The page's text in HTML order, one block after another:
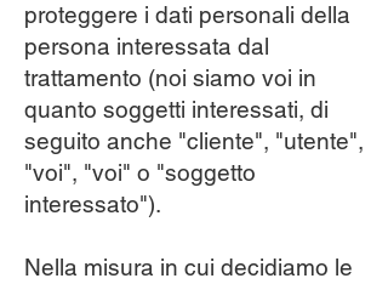
proteggere i dati personali della
persona interessata dal
trattamento (noi siamo voi in
quanto soggetti interessati, di
seguito anche "cliente", "utente",
"voi", "voi" o "soggetto
interessato").
Nella misura in cui decidiamo le